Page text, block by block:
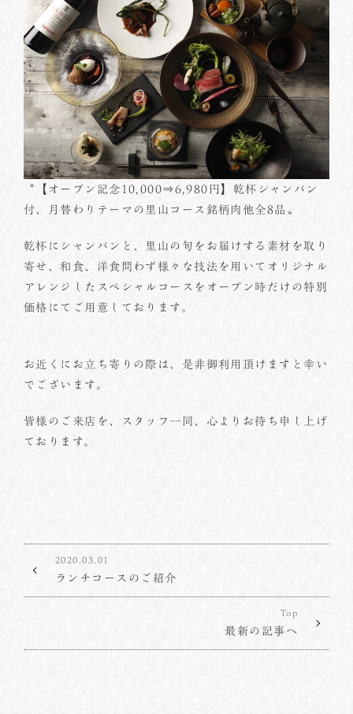
〝【オープン記念10,000⇒6,980円】乾杯シャンパン
付、月替わりテーマの里山コース銘柄肉他全8品〟
乾杯にシャンパンと、里山の旬をお届けする素材を取り
寄せ、和食、洋食問わず様々な技法を用いてオリジナル
アレンジしたスペシャルコースをオープン時だけの特別
価格にてご用意しております。
お近くにお立ち寄りの際は、是非御利用頂けますと幸い
でございます。
皆様のご来店を、スタッフ一同、心よりお待ち申し上げ
ております。
2020.03.01
ランチコースのご紹介
Top
最新の記事へ